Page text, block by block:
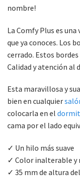
nombre!
La Comfy Plus es
que ya conoces. Los
cerrado. Estos
Calidad y atención al
Esta maravillosa y
bien en cualquier
colocarla en el
cama por el lado
✓ Un hilo más suave
✓ Color inalterable y
✓ 35 mm de altura